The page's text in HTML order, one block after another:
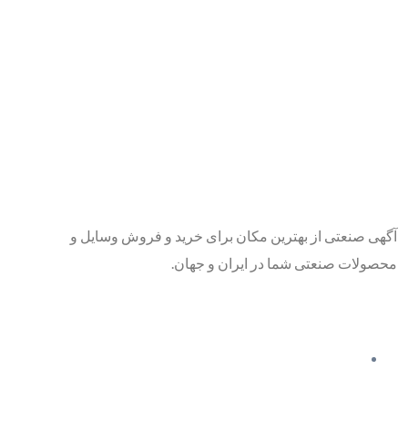
آگهی صنعتی از بهترین مکان برای خرید و فروش وسایل و
محصولات صنعتی شما در ایران و جهان.